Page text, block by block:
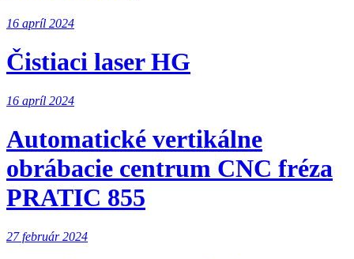
16 apríl 2024
Čistiaci laser HG
16 apríl 2024
Automatické vertikálne
obrábacie centrum CNC fréza
PRATIC 855
27 február 2024